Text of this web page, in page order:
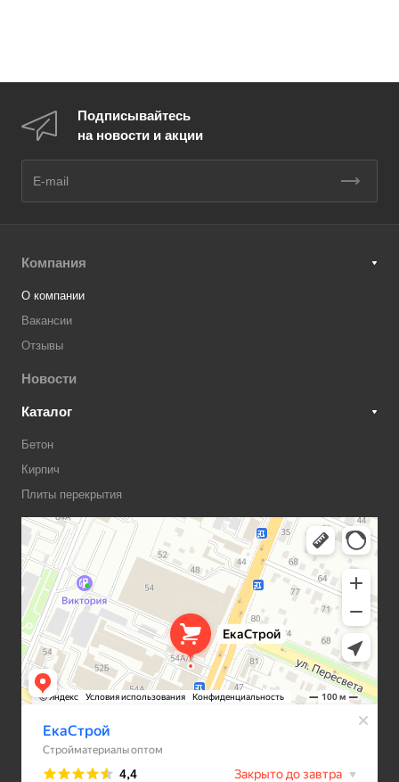
Подписывайтесь
на новости и акции
Компания
О компании
Вакансии
Отзывы
Новости
Каталог
Бетон
Кирпич
Плиты перекрытия